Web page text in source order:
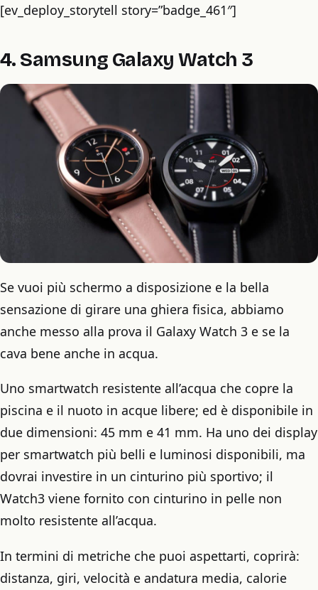
[ev_deploy_storytell story=”badge_461″]
4. Samsung Galaxy Watch 3
Se vuoi più schermo a disposizione e la bella
sensazione di girare una ghiera fisica, abbiamo
anche messo alla prova il Galaxy Watch 3 e se la
cava bene anche in acqua.
Uno smartwatch resistente all’acqua che copre la
piscina e il nuoto in acque libere; ed è disponibile in
due dimensioni: 45 mm e 41 mm. Ha uno dei display
per smartwatch più belli e luminosi disponibili, ma
dovrai investire in un cinturino più sportivo; il
Watch3 viene fornito con cinturino in pelle non
molto resistente all’acqua.
In termini di metriche che puoi aspettarti, coprirà:
distanza, giri, velocità e andatura media, calorie